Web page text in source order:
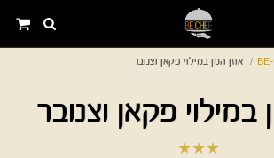
אוזן המן במילוי פקאן וצנובר
במילוי פקאן וצנובר
★
★
★